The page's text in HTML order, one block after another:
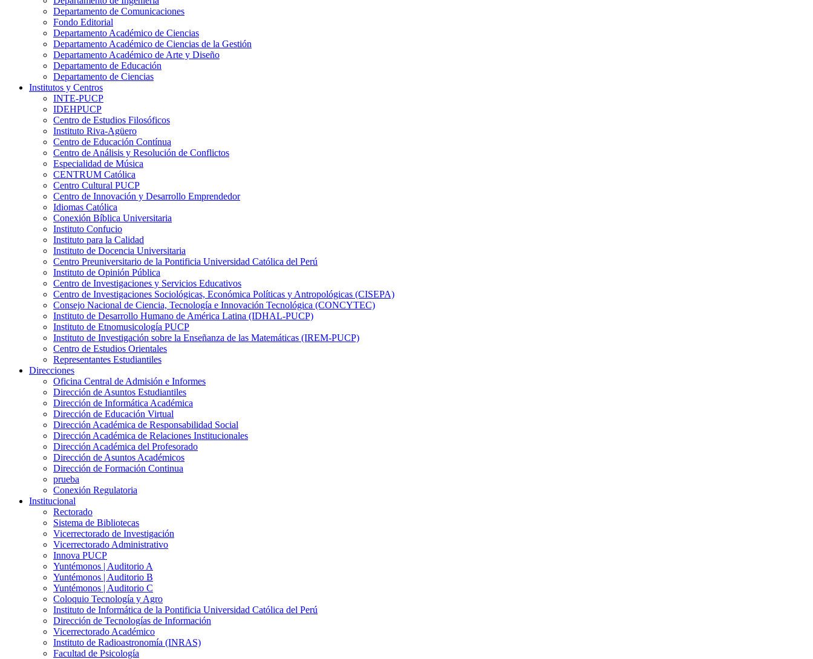
Departamento de Comunicaciones
Fondo Editorial
Departamento Académico de Ciencias
Departamento Académico de Ciencias de la Gestión
Departamento Académico de Arte y Diseño
Departamento de Educación
Departamento de Ciencias
Institutos y Centros
INTE-PUCP
IDEHPUCP
Centro de Estudios Filosóficos
Instituto Riva-Agüero
Centro de Educación Contínua
Centro de Análisis y Resolución de Conflictos
Especialidad de Música
CENTRUM Católica
Centro Cultural PUCP
Centro de Innovación y Desarrollo Emprendedor
Idiomas Católica
Conexión Bíblica Universitaria
Instituto Confucio
Instituto para la Calidad
Instituto de Docencia Universitaria
Centro Preuniversitario de la Pontificia Universidad Católica del Perú
Instituto de Opinión Pública
Centro de Investigaciones y Servicios Educativos
Centro de Investigaciones Sociológicas, Económica Políticas y Antropológicas (CISEPA)
Consejo Nacional de Ciencia, Tecnología e Innovación Tecnológica (CONCYTEC)
Instituto de Desarrollo Humano de América Latina (IDHAL-PUCP)
Instituto de Etnomusicología PUCP
Instituto de Investigación sobre la Enseñanza de las Matemáticas (IREM-PUCP)
Centro de Estudios Orientales
Representantes Estudiantiles
Direcciones
Oficina Central de Admisión e Informes
Dirección de Asuntos Estudiantiles
Dirección de Informática Académica
Dirección de Educación Virtual
Dirección Académica de Responsabilidad Social
Dirección Académica de Relaciones Institucionales
Dirección Académica del Profesorado
Dirección de Asuntos Académicos
Dirección de Formación Continua
prueba
Conexión Regulatoria
Institucional
Rectorado
Sistema de Bibliotecas
Vicerrectorado de Investigación
Vicerrectorado Administrativo
Innova PUCP
Yuntémonos | Auditorio A
Yuntémonos | Auditorio B
Yuntémonos | Auditorio C
Coloquio Tecnología y Agro
Instituto de Informática de la Pontificia Universidad Católica del Perú
Dirección de Tecnologías de Información
Vicerrectorado Académico
Instituto de Radioastronomía (INRAS)
Facultad de Psicología